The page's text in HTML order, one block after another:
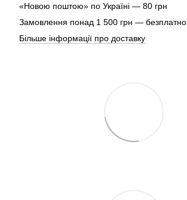
«Новою поштою» по Україні — 80 грн
Замовлення понад 1 500 грн — безплатно
Більше інформації про доставку